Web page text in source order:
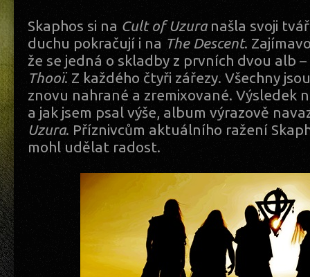
Skaphos si na Cult of Uzuranašla svoji
duchu pokračují i na The Descent.
že se jedná o skladby z prvních dvou alb –
Thooï. Z každého čtyři zářezy. Všechny
znovu nahrané a zremixované. Výsledek
a jak jsem psal výše, album výrazově
Uzura. Příznivcům aktuálního ražení
mohl udělat radost.